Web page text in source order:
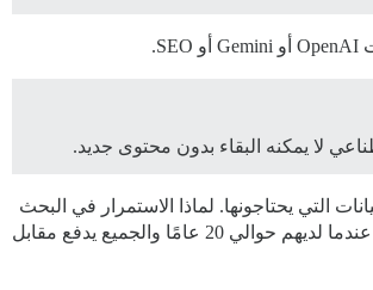
لا يمكنه البقاء بدون محتوى جديد.
التي يحتاجونها. لماذا الاستمرار في البحث
عن تفاعلات بشرية عندما لديهم حوالي 20 عامًا والجميع يدفع مقابل